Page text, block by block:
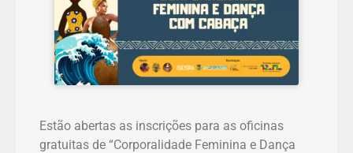
Estão abertas as inscrições para as oficinas
gratuitas de “Corporalidade Feminina e Dança